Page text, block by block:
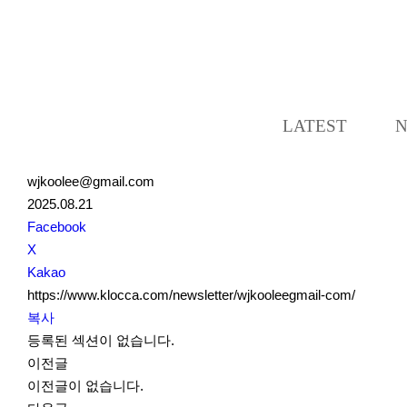
LATEST
wjkoolee@gmail.com
2025.08.21
S
N
S
S
h
a
r
e
Facebook
X
Kakao
https://www.klocca.com/newsletter/wjkooleegmail-com/
복사
등록된 섹션이 없습니다.
이전글
이전글이 없습니다.